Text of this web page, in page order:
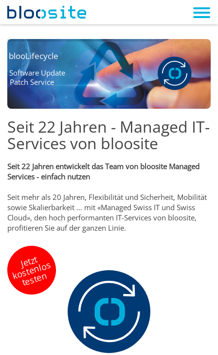
blooLifecycle
Software Update
Patch Service
Seit 22 Jahren - Managed IT-
Services von bloosite
Seit 22 Jahren entwickelt das Team von bloosite Managed
Services - einfach nutzen
Seit mehr als 20 Jahren, Flexibilität und Sicherheit, Mobilität
sowie Skalierbarkeit … mit «Managed Swiss IT und Swiss
Cloud», den hoch performanten IT-Services von bloosite,
profitieren Sie auf der ganzen Linie.
J
et
zt
k
o
st
e
nl
o
s
t
e
st
e
n